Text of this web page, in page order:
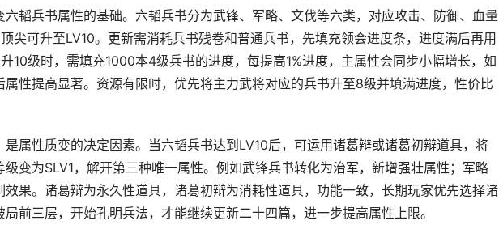
韬兵书属性的基础。六韬兵书分为武锋、军略、文伐等六类，对应攻击、防御、血量
尖可升至LV10。更新需消耗兵书残卷和普通兵书，先填充领会进度条，进度满后再用
10级时，需填充1000本4级兵书的进度，每提高1%进度，主属性会同步小幅增长，如
性提高显著。资源有限时，优先将主力武将对应的兵书升至8级并填满进度，性价比
属性质变的决定因素。当六韬兵书达到LV10后，可运用诸葛辩或诸葛初辩道具，将
变为SLV1，解开第三种唯一属性。例如武锋兵书转化为治军，新增强壮属性；军略
果。诸葛辩为永久性道具，诸葛初辩为消耗性道具，功能一致，长期玩家优先选择诸
前三层，开始孔明兵法，才能继续更新二十四篇，进一步提高属性上限。